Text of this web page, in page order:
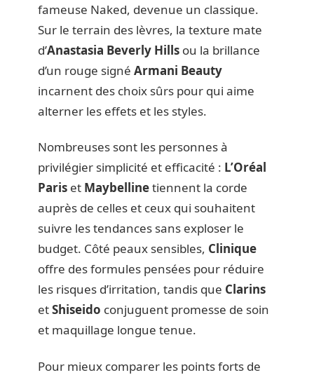
fameuse Naked, devenue un classique.
Sur le terrain des lèvres, la texture mate
d’Anastasia Beverly Hills ou la brillance
d’un rouge signé Armani Beauty
incarnent des choix sûrs pour qui aime
alterner les effets et les styles.
Nombreuses sont les personnes à
privilégier simplicité et efficacité : L’Oréal
Paris et Maybellinetiennent la corde
auprès de celles et ceux qui souhaitent
suivre les tendances sans exploser le
budget. Côté peaux sensibles, Clinique
offre des formules pensées pour réduire
les risques d’irritation, tandis que Clarins
etShiseido conjuguent promesse de soin
et maquillage longue tenue.
Pour mieux comparer les points forts de